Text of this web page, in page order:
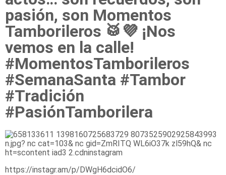
pasión, son Momentos
Tamborileros 🥁💜 ¡Nos
vemos en la calle!
#MomentosTamborileros
#SemanaSanta #Tambor
#Tradición
#PasiónTamborilera
https://instagr.am/p/DWgH6dcidO6/